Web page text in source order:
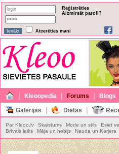
Reģistrēties
Aizmirsāt paroli?
Atcerēties mani
| Kleoopedia | Forums | Blogs
Galerijas | Diētas |
Par Kleoo.lv Skaistums Mode un stils Esiet
Brīvais laiks
Māja un hobijs Nauda un Karjera